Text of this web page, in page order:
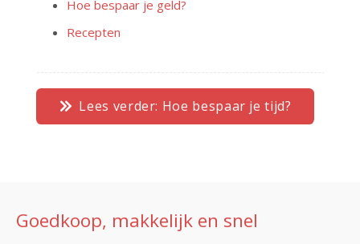
Hoe bespaar je geld?
Recepten
Lees verder: Hoe bespaar je tijd?
Goedkoop, makkelijk en snel